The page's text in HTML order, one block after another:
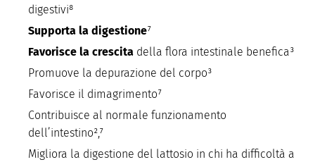
digestivi⁸
Supporta la digestione⁷
Favorisce la crescita della flora intestinale benefica³
Promuove la depurazione del corpo³
Favorisce il dimagrimento⁷
Contribuisce al normale funzionamento
dell’intestino²,⁷
Migliora la digestione del lattosio in chi ha difficoltà a